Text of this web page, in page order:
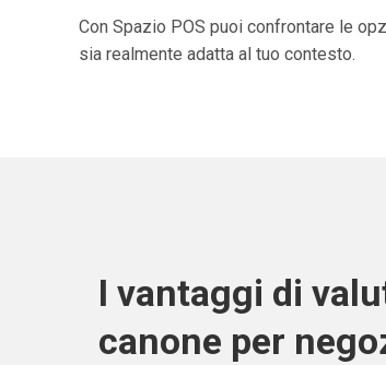
Con Spazio POS puoi confrontare le
sia realmente adatta al tuo contesto.
I vantaggi di
canone per